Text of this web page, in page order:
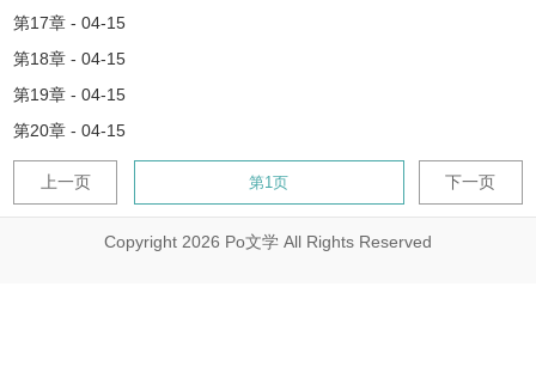
第17章 - 04-15
第18章 - 04-15
第19章 - 04-15
第20章 - 04-15
上一页 下一页
Copyright 2026 Po文学 All Rights Reserved